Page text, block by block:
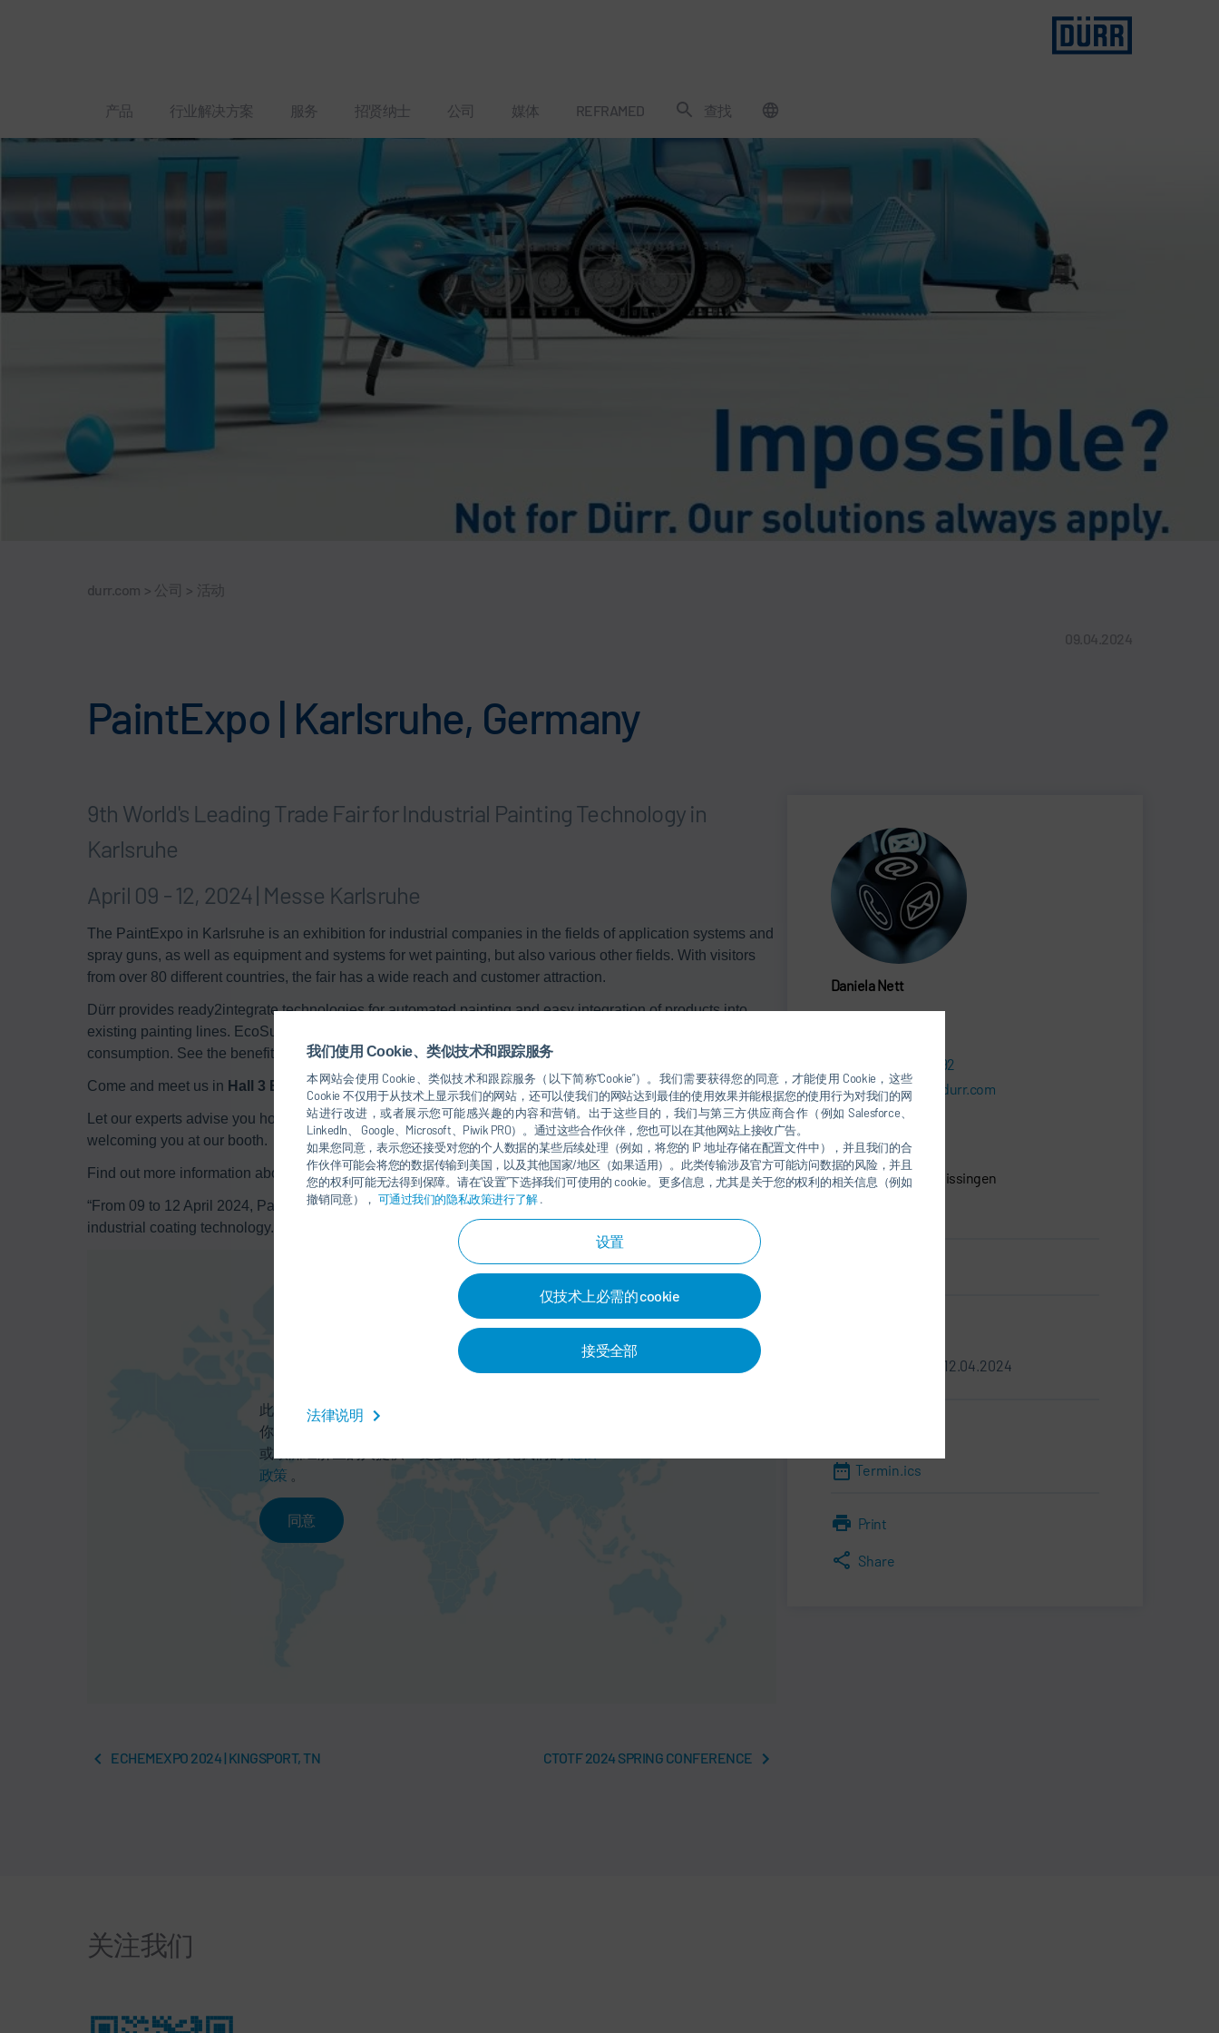
我们使用 Cookie、类似技术和跟踪服务
本网站会使用 Cookie、类似技术和跟踪服务（以下简称“Cookie”）。我们需要获得您的同意，才能使用 Cookie，这些
Cookie 不仅用于从技术上显示我们的网站，还可以使我们的网站达到最佳的使用效果并能根据您的使用行为对我们的网
站进行改进，或者展示您可能感兴趣的内容和营销。出于这些目的，我们与第三方供应商合作（例如 Salesforce、
LinkedIn、 Google、Microsoft、Piwik PRO）。通过这些合作伙伴，您也可以在其他网站上接收广告。
如果您同意，表示您还接受对您的个人数据的某些后续处理（例如，将您的 IP 地址存储在配置文件中），并且我们的合
作伙伴可能会将您的数据传输到美国，以及其他国家/地区（如果适用）。此类传输涉及官方可能访问数据的风险，并且
您的权利可能无法得到保障。请在“设置”下选择我们可使用的 cookie。更多信息，尤其是关于您的权利的相关信息（例如
撤销同意）， 可通过我们的隐私政策进行了解.
设置
仅技术上必需的 cookie
接受全部
法律说明
产品 行业解决方案 服务 招贤纳士 公司 媒体 REFRAMED 查找
durr.com > 公司 > 活动
09.04.2024
PaintExpo | Karlsruhe, Germany
9th World's Leading Trade Fair for Industrial Painting Technology in
Karlsruhe
April 09 - 12, 2024 | Messe Karlsruhe
The PaintExpo in Karlsruhe is an exhibition for industrial companies in the fields of application systems and
spray guns, as well as equipment and systems for wet painting, but also various other fields. With visitors
from over 80 different countries, the fair has a wide reach and customer attraction.
Dürr provides ready2integrate technologies for automated painting and easy integration of products into
existing painting lines. EcoSupply P Core - paint supply with significantly less paint and detergent
consumption. See the benefits for yourself
Come and meet us in Hall 3 Booth 3320.
Let our experts advise you how Dürr products can improve your production. We are looking forward to
welcoming you at our booth.
Find out more information about the PaintExpohere.
“From 09 to 12 April 2024, PaintExpo will transform the Karlsruhe Exhibition Centre into a showcase for
industrial coating technology.”
此处你可以激活百度地图服务。这使得百度能够处理
你的个人数据（如IP地址）。注意：本服务不向欧盟
或欧洲经济区的人提供！更多信息请参见我们的
政策 。
同意
Daniela Nett
+49 7142 78 1092
daniela.nett@durr.com
Carl-Benz-Str. 34
74321 Bietigheim-Bissingen
09.04.2024 - 12.04.2024
Termin.ics
Print
Share
ECHEMEXPO 2024 | KINGSPORT, TN CTOTF 2024 SPRING CONFERENCE
关注我们